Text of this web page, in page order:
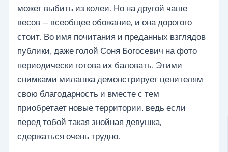
может выбить из колеи. Но на другой чаше
весов — всеобщее обожание, и она дорогого
стоит. Во имя почитания и преданных взглядов
публики, даже голой Соня Богосевич на фото
периодически готова их баловать. Этими
снимками милашка демонстрирует ценителям
свою благодарность и вместе с тем
приобретает новые территории, ведь если
перед тобой такая знойная девушка,
сдержаться очень трудно.